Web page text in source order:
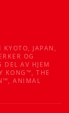
JAPAN,
OG
DEL AV HJEM
KONG™, THE
ANIMAL